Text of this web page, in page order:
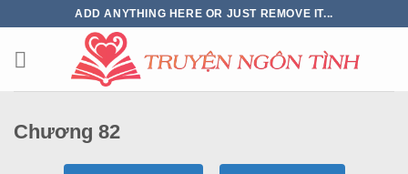
ADD ANYTHING HERE OR JUST REMOVE IT...
Chương 82